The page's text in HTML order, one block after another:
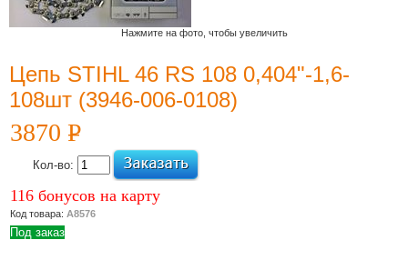
дилера: ООО
"Электроторг" ИНН/
3257013977/325701001
Новости и
12 Июля 2022
Какой триммер
Нажмите на фото, чтобы увеличить
Цепь STIHL 46 RS 108 0,404"-1,6-
108шт (3946-006-0108)
3870 PУБ.
Кол-во:
116 бонусов на карту
Код товара: А8576
Под заказ